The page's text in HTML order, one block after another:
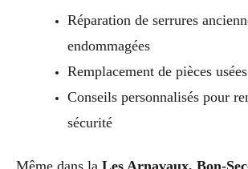
Réparation de serrures
endommagées
Remplacement de pièces usées
Conseils personnalisés pour
sécurité
Même dans la Les Arnavaux, Bon-